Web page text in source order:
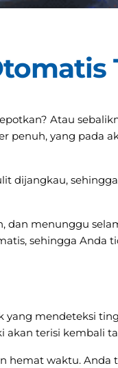
Atau
yang pada
dijangkau,
menunggu
sehingga Anda
mendeteksi
terisi kembali
hemat waktu.